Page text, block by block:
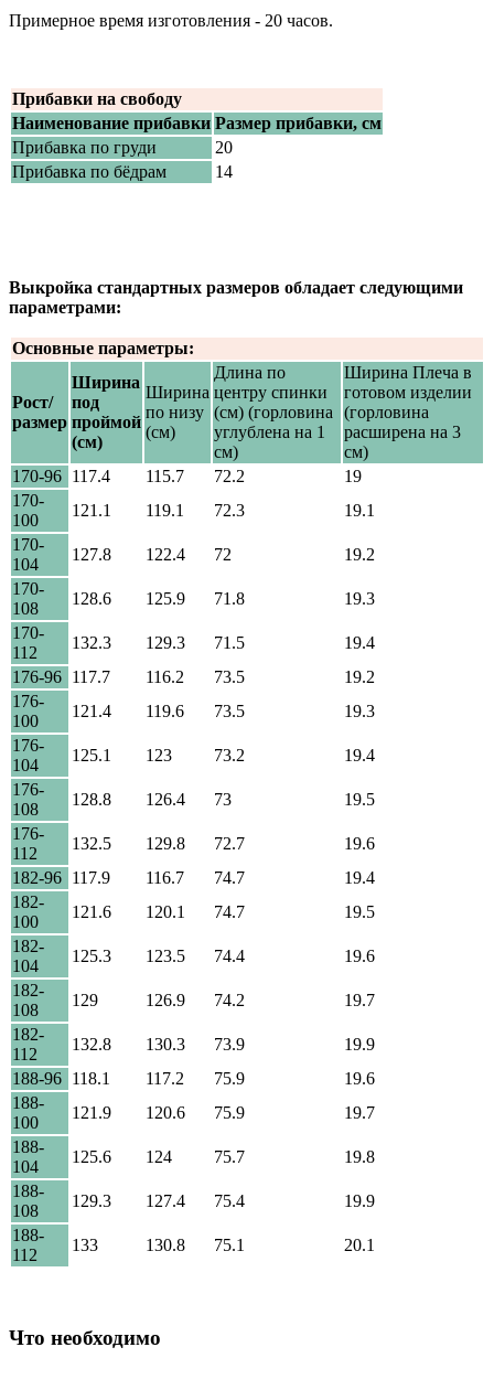
Примерное время изготовления - 20 часов.
Прибавки на свободу
Наименование прибавки Размер прибавки, см
Прибавка по груди
20
Прибавка по бёдрам
14
Выкройка стандартных размеров обладает следующими
параметрами:
Основные параметры:
Рост/
размер
Ширина
под
проймой
(см)
Ширина
по низу
(см)
Длина по
центру спинки
(см) (горловина
углублена на 1
см)
Ширина Плеча в
готовом изделии
(горловина
расширена на 3
см)
170-96 117.4 115.7 72.2
19
170-
100
121.1 119.1 72.3
19.1
170-
104
127.8 122.4 72
19.2
170-
108
128.6 125.9 71.8
19.3
170-
112
132.3 129.3 71.5
19.4
176-96 117.7 116.2 73.5
19.2
176-
100
121.4 119.6 73.5
19.3
176-
104
125.1 123 73.2
19.4
176-
108
128.8 126.4 73
19.5
176-
112
132.5 129.8 72.7
19.6
182-96 117.9 116.7 74.7
19.4
182-
100
121.6 120.1 74.7
19.5
182-
104
125.3 123.5 74.4
19.6
182-
108
129 126.9 74.2
19.7
182-
112
132.8 130.3 73.9
19.9
188-96 118.1 117.2 75.9
19.6
188-
100
121.9 120.6 75.9
19.7
188-
104
125.6 124 75.7
19.8
188-
108
129.3 127.4 75.4
19.9
188-
112
133 130.8 75.1 20.1
Что необходимо